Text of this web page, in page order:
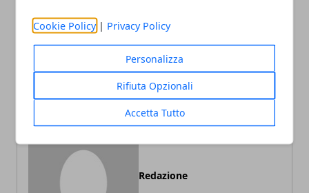
Cookie Policy | Privacy Policy
Personalizza
Rifiuta Opzionali
Accetta Tutto
Articolo Precedente
Britney Spears provocante
Redazione